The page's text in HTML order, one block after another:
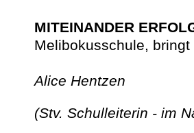
MITEINANDER
Melibokusschule,
Alice Hentzen
(Stv. Schulleiterin - im